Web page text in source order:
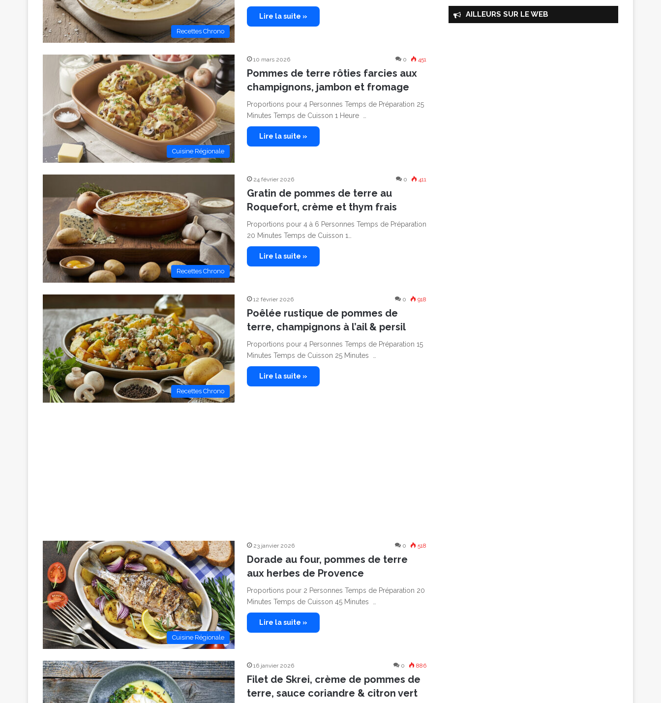
Recettes Chrono
Lire la suite »
Cuisine Régionale
10 mars 2026 0 451
Pommes de terre rôties farcies aux
champignons, jambon et fromage
Proportions pour 4 Personnes Temps de Préparation 25
Minutes Temps de Cuisson 1 Heure …
Lire la suite »
Recettes Chrono
24 février 2026 0 411
Gratin de pommes de terre au
Roquefort, crème et thym frais
Proportions pour 4 à 6 Personnes Temps de Préparation
20 Minutes Temps de Cuisson 1…
Lire la suite »
Recettes Chrono
12 février 2026 0 918
Poêlée rustique de pommes de
terre, champignons à l’ail & persil
Proportions pour 4 Personnes Temps de Préparation 15
Minutes Temps de Cuisson 25 Minutes …
Lire la suite »
Cuisine Régionale
23 janvier 2026 0 518
Dorade au four, pommes de terre
aux herbes de Provence
Proportions pour 2 Personnes Temps de Préparation 20
Minutes Temps de Cuisson 45 Minutes …
Lire la suite »
16 janvier 2026 0 886
Filet de Skrei, crème de pommes de
terre, sauce coriandre & citron vert
AILLEURS SUR LE WEB